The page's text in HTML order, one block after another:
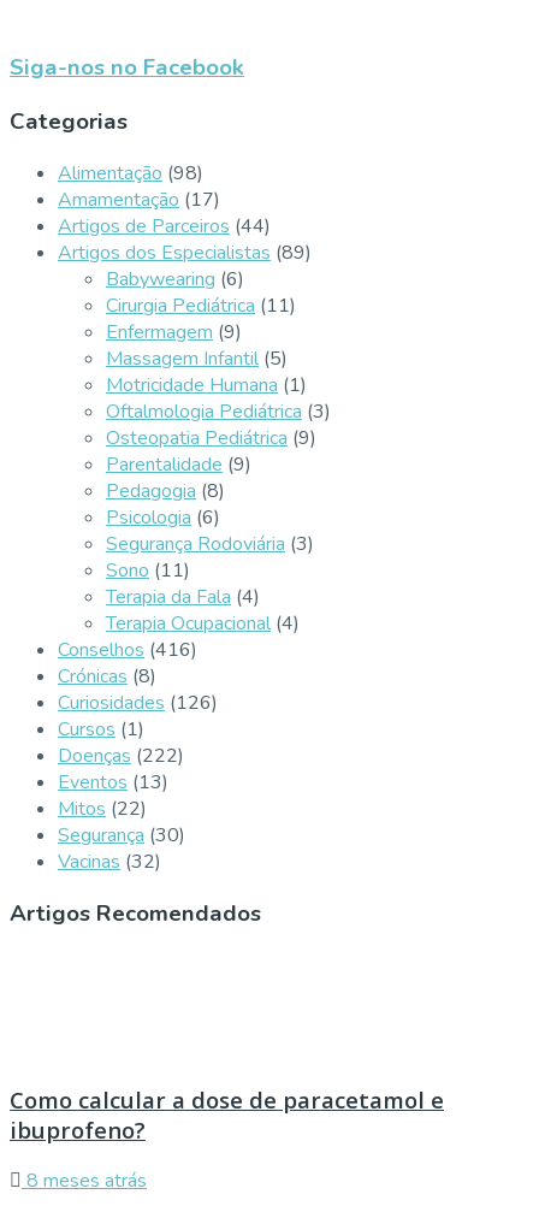
Siga-nos no Facebook
Categorias
Alimentação (98)
Amamentação (17)
Artigos de Parceiros (44)
Artigos dos Especialistas (89)
Babywearing (6)
Cirurgia Pediátrica (11)
Enfermagem (9)
Massagem Infantil (5)
Motricidade Humana (1)
Oftalmologia Pediátrica (3)
Osteopatia Pediátrica (9)
Parentalidade (9)
Pedagogia (8)
Psicologia (6)
Segurança Rodoviária (3)
Sono (11)
Terapia da Fala (4)
Terapia Ocupacional (4)
Conselhos (416)
Crónicas (8)
Curiosidades (126)
Cursos (1)
Doenças (222)
Eventos (13)
Mitos (22)
Segurança (30)
Vacinas (32)
Artigos Recomendados
Como calcular a dose de paracetamol e
ibuprofeno?
8 meses atrás